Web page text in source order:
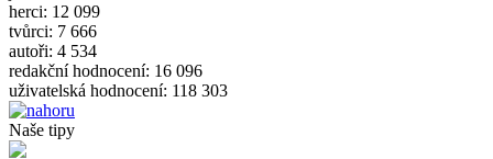
herci: 12 099
tvůrci: 7 666
autoři: 4 534
redakční hodnocení: 16 096
uživatelská hodnocení: 118 303
Naše tipy